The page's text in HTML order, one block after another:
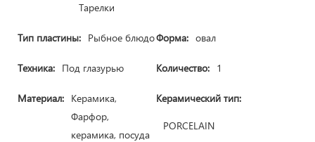
Тарелки
Тип пластины: Рыбное блюдоФорма: овал
Техника: Под глазурью Количество: 1
Материал: Керамика,
Фарфор,
керамика, посуда
Керамический тип:
PORCELAIN